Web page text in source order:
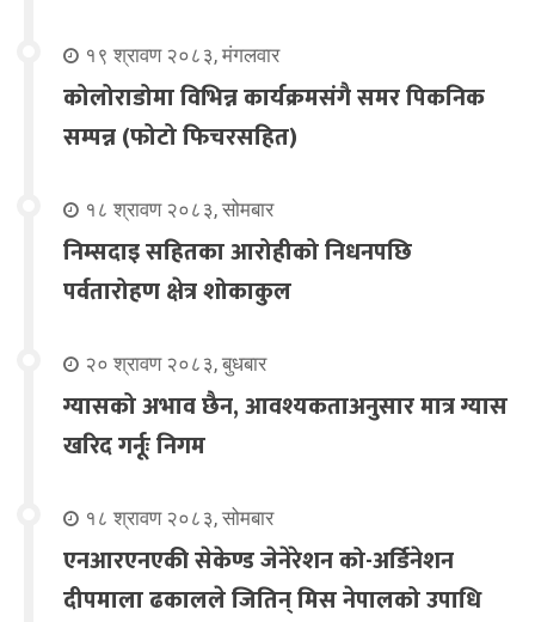
१९ श्रावण २०८३, मंगलवार
कोलोराडोमा विभिन्न कार्यक्रमसंगै समर पिकनिक
सम्पन्न (फोटो फिचरसहित)
१८ श्रावण २०८३, सोमबार
निम्सदाइ सहितका आरोहीको निधनपछि
पर्वतारोहण क्षेत्र शोकाकुल
२० श्रावण २०८३, बुधबार
ग्यासको अभाव छैन, आवश्यकताअनुसार मात्र ग्यास
खरिद गर्नूः निगम
१८ श्रावण २०८३, सोमबार
एनआरएनएकी सेकेण्ड जेनेरेशन को-अर्डिनेशन
दीपमाला ढकालले जितिन् मिस नेपालको उपाधि